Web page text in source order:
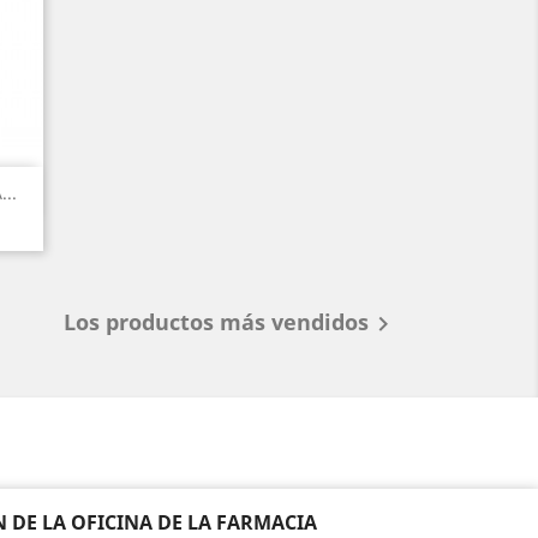
Los productos más vendidos 
LA OFICINA DE LA FARMACIA